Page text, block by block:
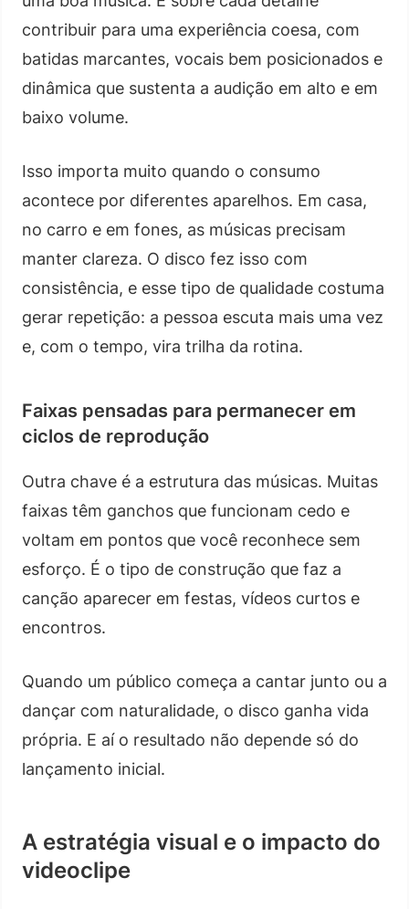
contribuir para uma experiência coesa, com
batidas marcantes, vocais bem posicionados e
dinâmica que sustenta a audição em alto e em
baixo volume.
Isso importa muito quando o consumo
acontece por diferentes aparelhos. Em casa,
no carro e em fones, as músicas precisam
manter clareza. O disco fez isso com
consistência, e esse tipo de qualidade costuma
gerar repetição: a pessoa escuta mais uma vez
e, com o tempo, vira trilha da rotina.
Faixas pensadas para permanecer em
ciclos de reprodução
Outra chave é a estrutura das músicas. Muitas
faixas têm ganchos que funcionam cedo e
voltam em pontos que você reconhece sem
esforço. É o tipo de construção que faz a
canção aparecer em festas, vídeos curtos e
encontros.
Quando um público começa a cantar junto ou a
dançar com naturalidade, o disco ganha vida
própria. E aí o resultado não depende só do
lançamento inicial.
A estratégia visual e o impacto do
videoclipe